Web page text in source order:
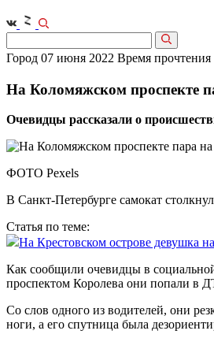
Город 07 июня 2022 Время
На Коломяжском проспекте
Очевидцы рассказали о
ФОТО Pexels
В Санкт-Петербурге самокат
Статья по теме:
На Крестовском острове девушка
Как сообщили очевидцы в
проспектом Королева они попали в
Со слов одного из водителей, они
ноги, а его спутница была